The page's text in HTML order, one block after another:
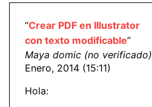
“Crear PDF en Illustrator
con texto modificable”
Maya domic (no verificado)
Enero, 2014 (15:11)
Hola: